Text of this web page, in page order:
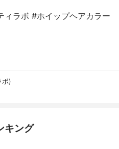
ラボ #ホイップヘアカラー
ボ)
キング